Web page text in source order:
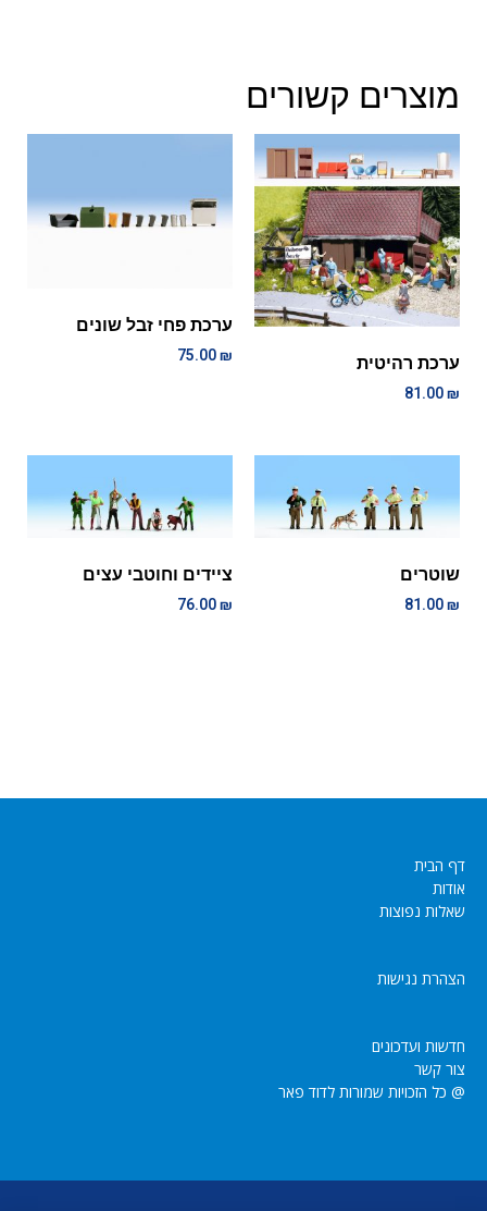
מוצרים קשורים
ערכת רהיטית
81.00₪
ערכת פחי זבל שונים
75.00₪
שוטרים
81.00₪
ציידים וחוטבי עצים
76.00₪
דף הבית
אודות
שאלות נפוצות
הצהרת נגישות
חדשות ועדכונים
צור קשר
@ כל הזכויות שמורות לדוד פאר